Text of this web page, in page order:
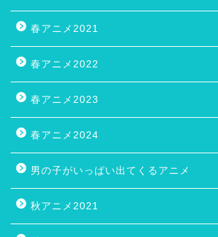
春アニメ2021
春アニメ2022
春アニメ2023
春アニメ2024
男の子がいっぱい出てくるアニメ
秋アニメ2021